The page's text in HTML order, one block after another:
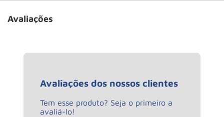
Avaliações
Avaliações dos nossos clientes
Tem esse produto? Seja o primeiro a
avaliá-lo!